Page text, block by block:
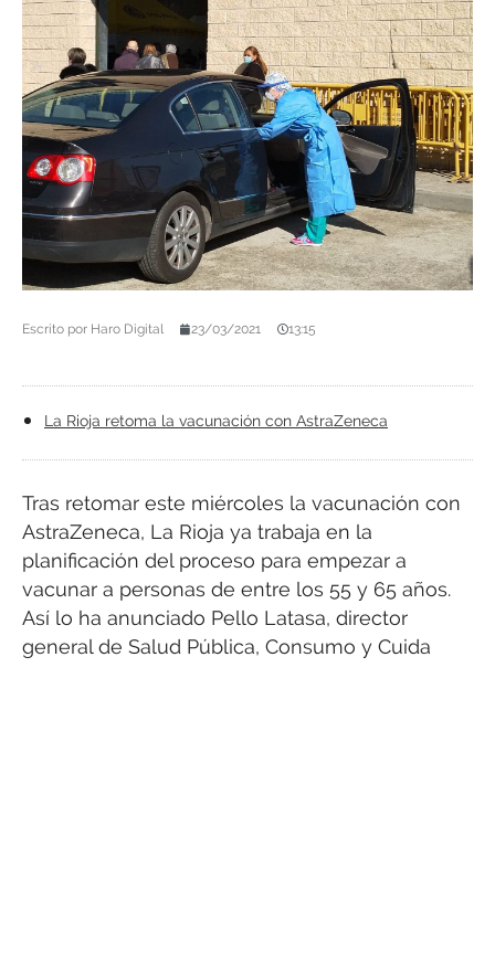
Escrito por Haro Digital 23/03/2021 13:15
La Rioja retoma la vacunación con AstraZeneca
Tras retomar este miércoles la vacunación con
AstraZeneca, La Rioja ya trabaja en la
planificación del proceso para empezar a
vacunar a personas de entre los 55 y 65 años.
Así lo ha anunciado Pello Latasa, director
general de Salud Pública, Consumo y Cuida